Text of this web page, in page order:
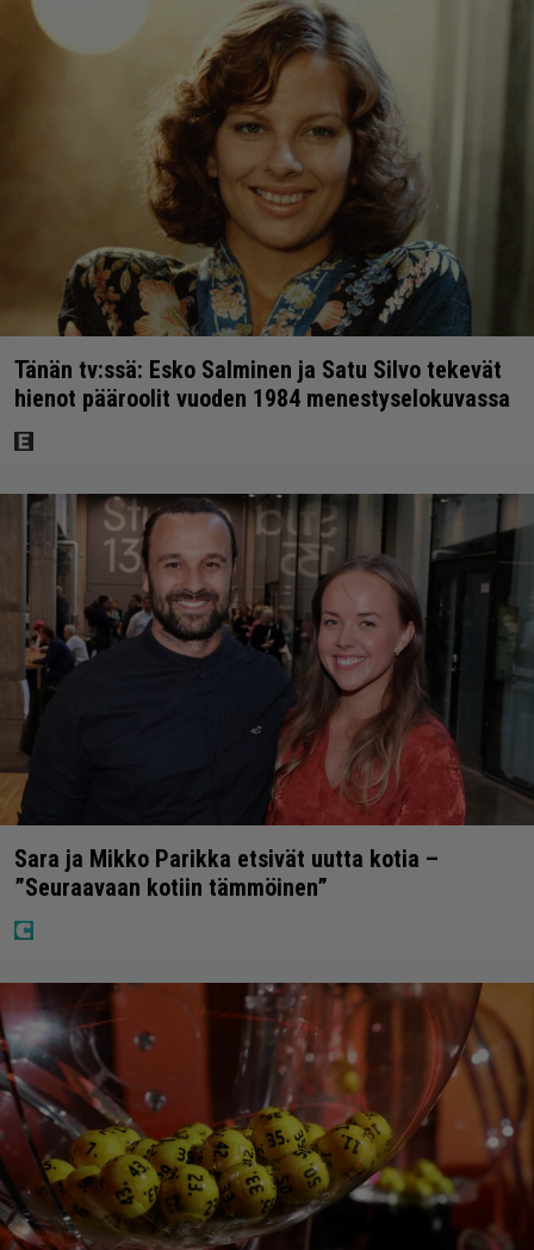
Tänän tv:ssä: Esko Salminen ja Satu Silvo tekevät
hienot pääroolit vuoden 1984 menestyselokuvassa
Sara ja Mikko Parikka etsivät uutta kotia –
”Seuraavaan kotiin tämmöinen”